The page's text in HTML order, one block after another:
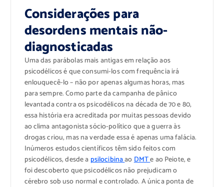
Considerações para
desordens mentais não-
diagnosticadas
Uma das parábolas mais antigas em relação aos
psicodélicos é que consumi-los com frequência irá
enlouquecê-lo – não por apenas algumas horas, mas
para sempre. Como parte da campanha de pânico
levantada contra os psicodélicos na década de 70 e 80,
essa história era acreditada por muitas pessoas devido
ao clima antagonista sócio-político que a guerra às
drogas criou, mas na verdade essa é apenas uma falácia.
Inúmeros estudos científicos têm sido feitos com
psicodélicos, desde a psilocibinaaoDMTe ao Peiote, e
foi descoberto que psicodélicos não prejudicam o
cérebro sob uso normal e controlado. A única ponta de